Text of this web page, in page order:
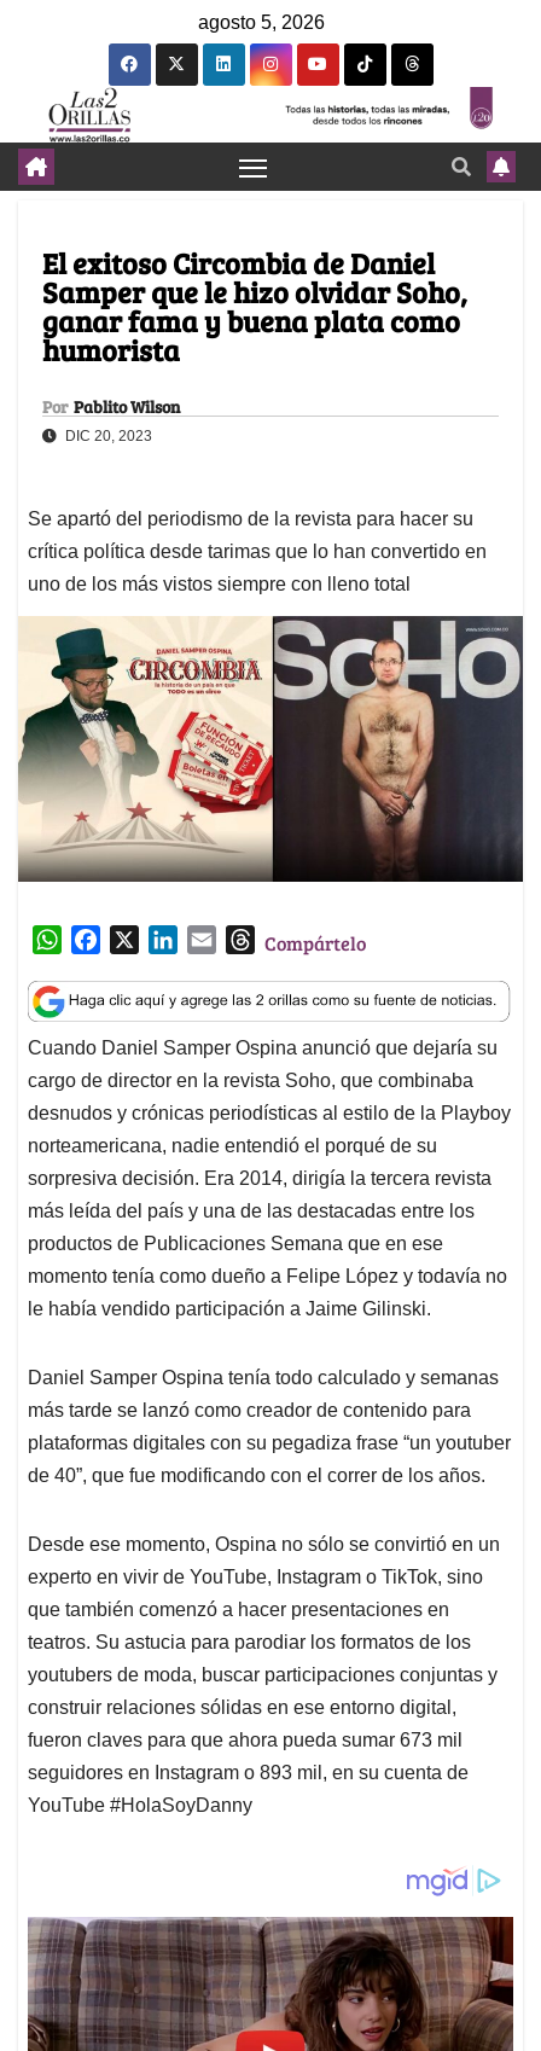
agosto 5, 2026
El exitoso Circombia de Daniel
Samper que le hizo olvidar Soho,
ganar fama y buena plata como
humorista
Por Pablito Wilson
DIC 20, 2023
Se apartó del periodismo de la revista para hacer su
crítica política desde tarimas que lo han convertido en
uno de los más vistos siempre con lleno total
W
a
t
s
A
p
p
c
e
b
o
o
k
n
k
e
d
I
n
a
i
l
T
r
e
a
d
s
Compártelo
Cuando Daniel Samper Ospina anunció que dejaría su
cargo de director en la revista Soho, que combinaba
desnudos y crónicas periodísticas al estilo de la Playboy
norteamericana, nadie entendió el porqué de su
sorpresiva decisión. Era 2014, dirigía la tercera revista
más leída del país y una de las destacadas entre los
productos de Publicaciones Semana que en ese
momento tenía como dueño a Felipe López y todavía no
le había vendido participación a Jaime Gilinski.
Daniel Samper Ospina tenía todo calculado y semanas
más tarde se lanzó como creador de contenido para
plataformas digitales con su pegadiza frase “un youtuber
de 40”, que fue modificando con el correr de los años.
Desde ese momento, Ospina no sólo se convirtió en un
experto en vivir de YouTube, Instagram o TikTok, sino
que también comenzó a hacer presentaciones en
teatros. Su astucia para parodiar los formatos de los
youtubers de moda, buscar participaciones conjuntas y
construir relaciones sólidas en ese entorno digital,
fueron claves para que ahora pueda sumar 673 mil
seguidores en Instagram o 893 mil, en su cuenta de
YouTube #HolaSoyDanny